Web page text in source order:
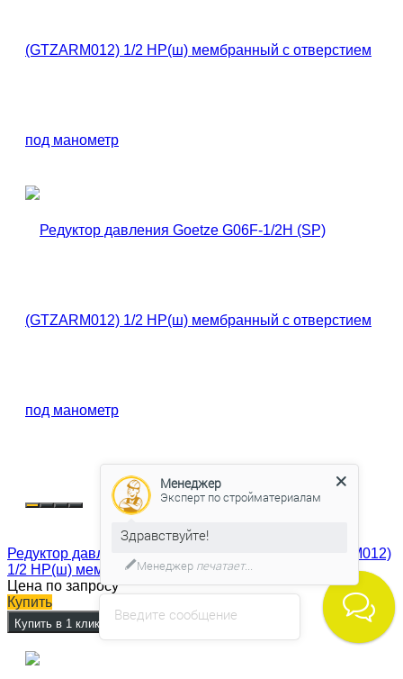
Редуктор давления Goetze G06F-1/2H (SP) (GTZARM012)
1/2 НР(ш) мембранный с отверстием под манометр
Цена по запросу
Купить
Купить в 1 клик
Введите сообщение
Менеджер
Эксперт по стройматериалам
Здравствуйте!
Менеджер печатает...